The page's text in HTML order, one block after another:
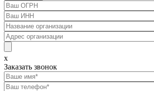
x
Заказать звонок